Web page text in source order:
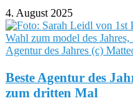
4. August 2025
Beste Agentur des
zum dritten Mal